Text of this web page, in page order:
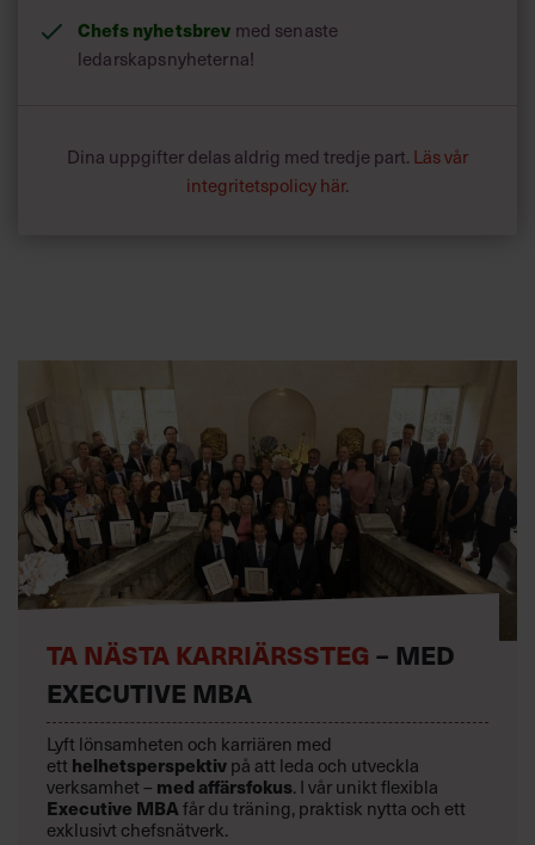
Chefs nyhetsbrev med senaste
ledarskapsnyheterna!
Dina uppgifter delas aldrig med tredje part. Läs vår
integritetspolicy här.
TA NÄSTA KARRIÄRSSTEG – MED
EXECUTIVE MBA
Lyft lönsamheten och karriären med
ett helhetsperspektivpå att leda och utveckla
verksamhet – med affärsfokus. I vår unikt flexibla
Executive MBAfår du träning, praktisk nytta och ett
exklusivt chefsnätverk.